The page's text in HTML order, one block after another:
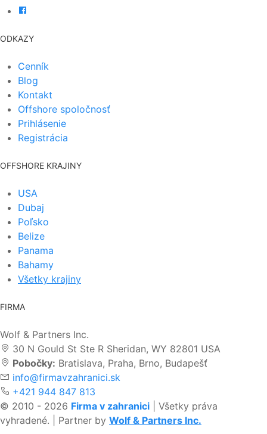
ODKAZY
Cenník
Blog
Kontakt
Offshore spoločnosť
Prihlásenie
Registrácia
OFFSHORE KRAJINY
USA
Dubaj
Poľsko
Belize
Panama
Bahamy
Všetky krajiny
FIRMA
Wolf & Partners Inc.
30 N Gould St Ste R Sheridan, WY 82801 USA
Pobočky: Bratislava, Praha, Brno, Budapešť
info@firmavzahranici.sk
+421 944 847 813
© 2010 - 2026 Firma v zahranici | Všetky práva
vyhradené. | Partner by Wolf & Partners Inc.